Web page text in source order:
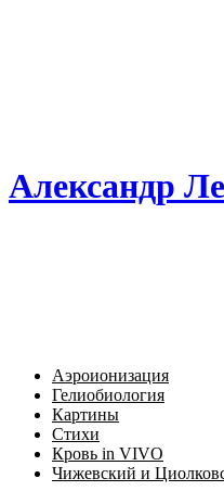
Александр
Аэроионизация
Гелиобиология
Картины
Стихи
Кровь in VIVO
Чижевский и